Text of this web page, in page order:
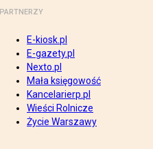
PARTNERZY
E-kiosk.pl
E-gazety.pl
Nexto.pl
Mała księgowość
Kancelarierp.pl
Wieści Rolnicze
Życie Warszawy